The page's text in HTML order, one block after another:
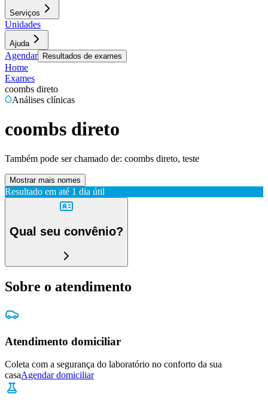
Serviços
Unidades
Ajuda
Agendar Resultados de exames
Home
Exames
coombs direto
Análises clínicas
coombs direto
Também pode ser chamado de: coombs direto, teste
Mostrar mais nomes
Resultado em até 1 dia útil
Qual seu convênio?
Sobre o atendimento
Atendimento domiciliar
Coleta com a segurança do laboratório no conforto da sua
casaAgendar domiciliar